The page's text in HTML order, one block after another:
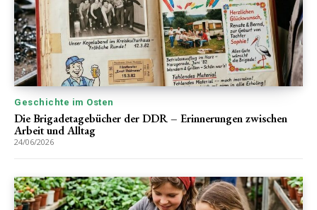
Geschichte im Osten
Die Brigadetagebücher der DDR – Erinnerungen zwischen
Arbeit und Alltag
24/06/2026